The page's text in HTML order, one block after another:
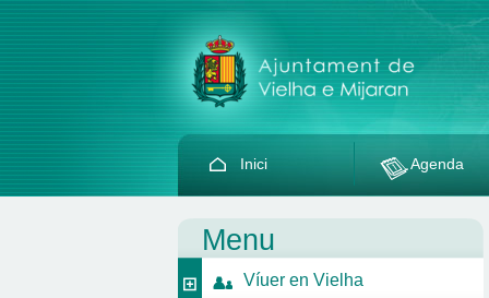
Inici Agenda
Menu
Víuer en Vielha